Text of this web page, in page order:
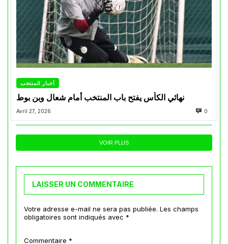
أخبار المنتخب
نهائي الكأس يفتح باب المنتخب أمام شعال وبن بوط
Avril 27, 2026 0
VOIR PLUS
LAISSER UN COMMENTAIRE
Votre adresse e-mail ne sera pas publiée. Les champs
obligatoires sont indiqués avec *
Commentaire *